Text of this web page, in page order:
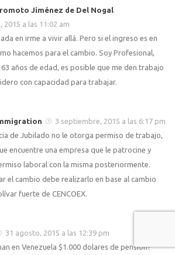
Jiménez de Del Nogal
2015 a las 11:02 am
en irme a vivir allá. Pero si el ingreso es en
hacemos para el cambio. Soy Profesional,
años de edad, es posible que me den trabajo
con capacidad para trabajar.
3 septiembre, 2015 a las 6:17 pm
de Jubilado no le otorga permiso de trabajo,
encuentre una empresa que le patrocine y
laboral con la misma posteriormente.
el cambio debe realizarlo en base al cambio
fuerte de CENCOEX.
31 agosto, 2015 a las 12:39 pm
en Venezuela $1.000 dolares de pensión?